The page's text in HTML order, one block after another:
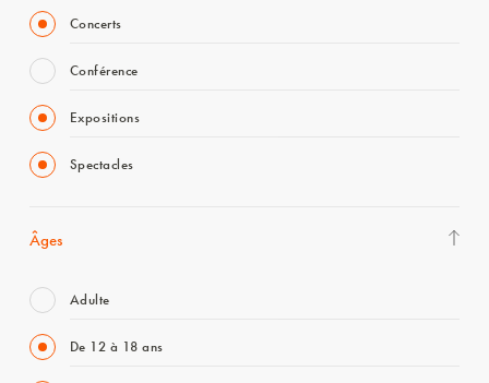
Concerts
Conférence
Expositions
Spectacles
Âges
Adulte
De 12 à 18 ans